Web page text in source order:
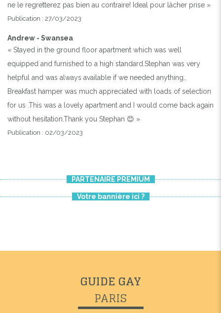
ne le regretterez pas bien au contraire! Ideal pour lâcher prise »
Publication : 27/03/2023
Andrew - Swansea
« Stayed in the ground floor apartment which was well
equipped and furnished to a high standard.Stephan was very
helpful and was always available if we needed anything.,
Breakfast hamper was much appreciated with loads of selection
for us .This was a lovely apartment and I would come back again
without hesitation.Thank you Stephan 😊 »
Publication : 02/03/2023
PARTENAIRE PREMIUM
Votre bannière ici ?
GUIDE GAY
PARIS